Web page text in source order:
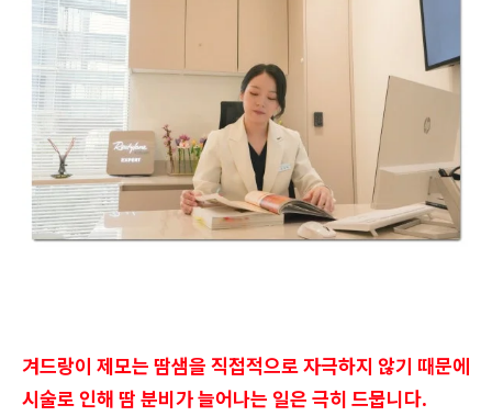
겨드랑이 제모는 땀샘을 직접적으로 자극하지 않기 때문에
시술로 인해 땀 분비가 늘어나는 일은 극히 드뭅니다.